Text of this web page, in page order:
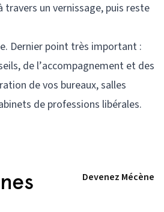
travers un vernissage, puis reste
Dernier point très important :
de l’accompagnement et des
de vos bureaux, salles
de professions libérales.
Devenez Mécène